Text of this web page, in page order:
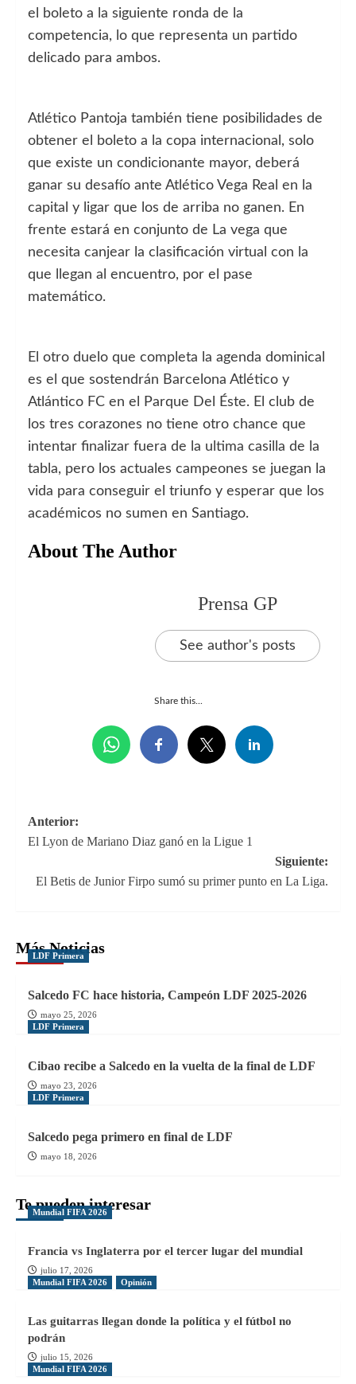
el boleto a la siguiente ronda de la
competencia, lo que representa un partido
delicado para ambos.
Atlético Pantoja también tiene posibilidades de
obtener el boleto a la copa internacional, solo
que existe un condicionante mayor, deberá
ganar su desafío ante Atlético Vega Real en la
capital y ligar que los de arriba no ganen. En
frente estará en conjunto de La vega que
necesita canjear la clasificación virtual con la
que llegan al encuentro, por el pase
matemático.
El otro duelo que completa la agenda dominical
es el que sostendrán Barcelona Atlético y
Atlántico FC en el Parque Del Éste. El club de
los tres corazones no tiene otro chance que
intentar finalizar fuera de la ultima casilla de la
tabla, pero los actuales campeones se juegan la
vida para conseguir el triunfo y esperar que los
académicos no sumen en Santiago.
About The Author
Prensa GP
See author's posts
Share this...
Navegación
de
entradas
Anterior:
El Lyon de Mariano Diaz ganó en la Ligue 1
Siguiente:
El Betis de Junior Firpo sumó su primer punto en La Liga.
Más Noticias
LDF Primera
Salcedo FC hace historia, Campeón LDF 2025-2026
mayo 25, 2026
LDF Primera
Cibao recibe a Salcedo en la vuelta de la final de LDF
mayo 23, 2026
LDF Primera
Salcedo pega primero en final de LDF
mayo 18, 2026
Te pueden interesar
Mundial FIFA 2026
Francia vs Inglaterra por el tercer lugar del mundial
julio 17, 2026
Mundial FIFA 2026
Opinión
Las guitarras llegan donde la política y el fútbol no
podrán
julio 15, 2026
Mundial FIFA 2026